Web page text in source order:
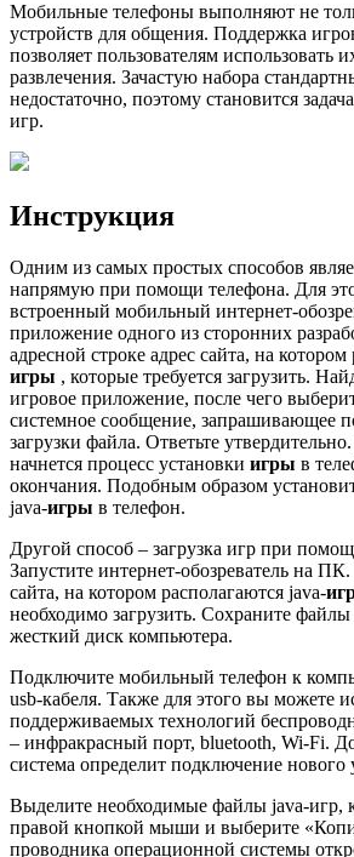
Мобильные телефоны выполняют не
устройств для общения. Поддержка
позволяет пользователям использовать
развлечения. Зачастую набора
недостаточно, поэтому становится
игр.
Инструкция
Одним из самых простых способов
напрямую при помощи телефона. Для
встроенный мобильный интернет-
приложение одного из сторонних
адресной строке адрес сайта, на
игры , которые требуется загрузить.
игровое приложение, после чего
системное сообщение, запрашивающее
загрузки файла. Ответьте
начнется процесс установки игры в
окончания. Подобным образом
java-игры в телефон.
Другой способ – загрузка игр при
Запустите интернет-обозреватель на
сайта, на котором располагаются java-
необходимо загрузить. Сохраните
жесткий диск компьютера.
Подключите мобильный телефон к
usb-кабеля. Также для этого вы можете
поддерживаемых технологий
– инфракрасный порт, bluetooth, Wi-Fi.
система определит подключение нового
Выделите необходимые файлы java-игр,
правой кнопкой мыши и выберите
проводника операционной системы